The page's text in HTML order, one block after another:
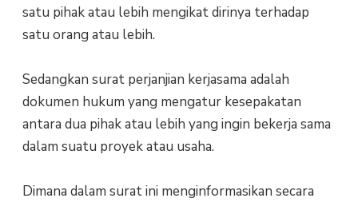
satu pihak atau lebih mengikat dirinya terhadap
satu orang atau lebih.
Sedangkan surat perjanjian kerjasama adalah
dokumen hukum yang mengatur kesepakatan
antara dua pihak atau lebih yang ingin bekerja sama
dalam suatu proyek atau usaha.
Dimana dalam surat ini menginformasikan secara